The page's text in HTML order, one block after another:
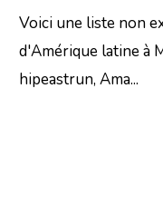
Voici une liste non
d'Amérique latine à
hipeastrun, Ama...